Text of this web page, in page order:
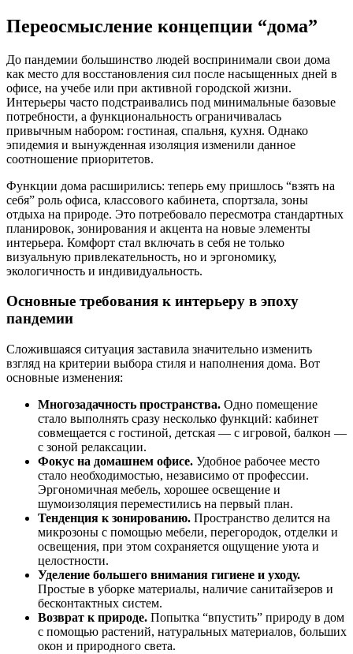
Переосмысление концепции “дома”
До пандемии большинство людей воспринимали свои дома
как место для восстановления сил после насыщенных дней в
офисе, на учебе или при активной городской жизни.
Интерьеры часто подстраивались под минимальные базовые
потребности, а функциональность ограничивалась
привычным набором: гостиная, спальня, кухня. Однако
эпидемия и вынужденная изоляция изменили данное
соотношение приоритетов.
Функции дома расширились: теперь ему пришлось “взять на
себя” роль офиса, классового кабинета, спортзала, зоны
отдыха на природе. Это потребовало пересмотра стандартных
планировок, зонирования и акцента на новые элементы
интерьера. Комфорт стал включать в себя не только
визуальную привлекательность, но и эргономику,
экологичность и индивидуальность.
Основные требования к интерьеру в эпоху
пандемии
Сложившаяся ситуация заставила значительно изменить
взгляд на критерии выбора стиля и наполнения дома. Вот
основные изменения:
Многозадачность пространства. Одно помещение
стало выполнять сразу несколько функций: кабинет
совмещается с гостиной, детская — с игровой, балкон —
с зоной релаксации.
Фокус на домашнем офисе. Удобное рабочее место
стало необходимостью, независимо от профессии.
Эргономичная мебель, хорошее освещение и
шумоизоляция переместились на первый план.
Тенденция к зонированию. Пространство делится на
микрозоны с помощью мебели, перегородок, отделки и
освещения, при этом сохраняется ощущение уюта и
целостности.
Уделение большего внимания гигиене и уходу.
Простые в уборке материалы, наличие санитайзеров и
бесконтактных систем.
Возврат к природе. Попытка “впустить” природу в дом
с помощью растений, натуральных материалов, больших
окон и природного света.